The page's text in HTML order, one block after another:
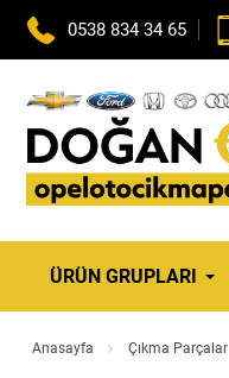
0538 834 34 65
ÜRÜN GRUPLARI
Anasayfa Çıkma Parçalar